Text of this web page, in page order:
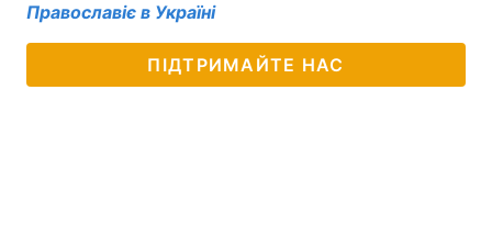
Православіє в Україні
ПІДТРИМАЙТЕ НАС